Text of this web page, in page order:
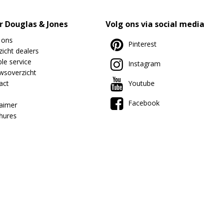
Douglas & Jones
dealers
service
Volg ons via social media
Pinterest
Instagram
Youtube
Facebook